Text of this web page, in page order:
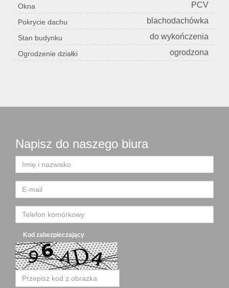
Okna PCV
Pokrycie dachu blachodachówka
Stan budynku do wykończenia
Ogrodzenie działki ogrodzona
Napisz do naszego biura
Kod zabezpieczający